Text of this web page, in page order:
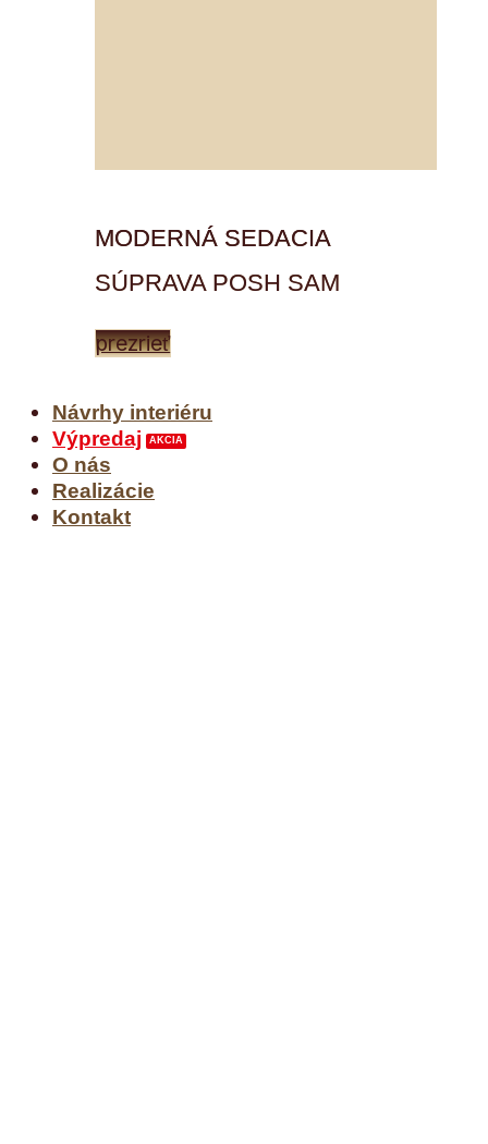
MODERNÁ SEDACIA
SÚPRAVA POSH SAM
prezrieť
Návrhy interiéru
Výpredaj
O nás
Realizácie
Kontakt